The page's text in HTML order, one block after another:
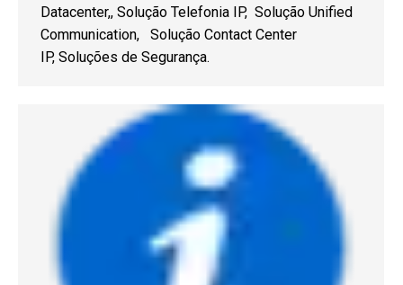
Datacenter,, Solução Telefonia IP, Solução Unified
Communication, Solução Contact Center
IP, Soluções de Segurança.